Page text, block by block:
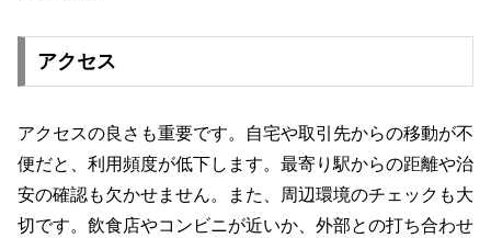
アクセス
アクセスの良さも重要です。自宅や取引先からの移動が不
便だと、利用頻度が低下します。最寄り駅からの距離や治
安の確認も欠かせません。また、周辺環境のチェックも大
切です。飲食店やコンビニが近いか、外部との打ち合わせ